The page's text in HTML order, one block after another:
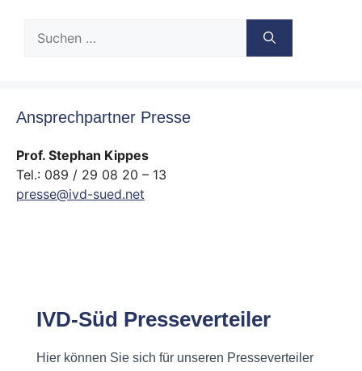
nach:
Ansprechpartner Presse
Prof. Stephan Kippes
Tel.: 089 / 29 08 20 – 13
presse@ivd-sued.net